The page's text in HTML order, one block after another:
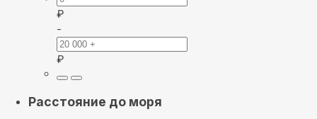
₽
-
₽
Расстояние до моря